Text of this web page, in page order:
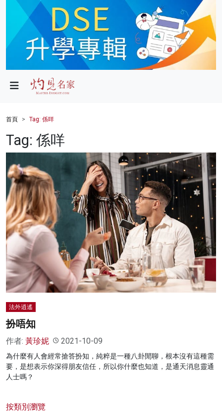
政局
財經
健康
商業
科技
影片
名家榜
灼見活動
關於我們
首頁 Tag: 係咩
Tag: 係咩
法外逍遙
扮唔知
作者: 黃珍妮 2021-10-09
為什麼有人會經常搶答扮知，純粹是一種八卦閒聊，根本沒有這種需
要，是想表示你深得朋友信任，所以你什麼也知道，是通天消息靈通
人士嗎？
按類別瀏覽